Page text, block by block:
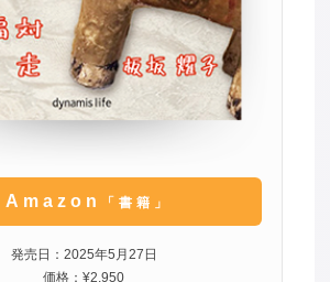
Amazon 「書籍」
発売日：2025年5月27日
価格：¥2,950